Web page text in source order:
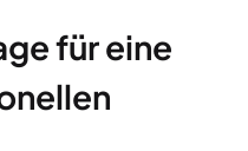
für eine